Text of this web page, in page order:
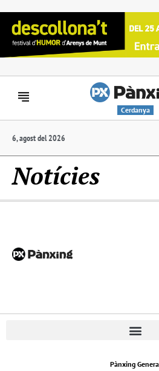
Cerdanya
6, agost del 2026
Notícies
Pànxing